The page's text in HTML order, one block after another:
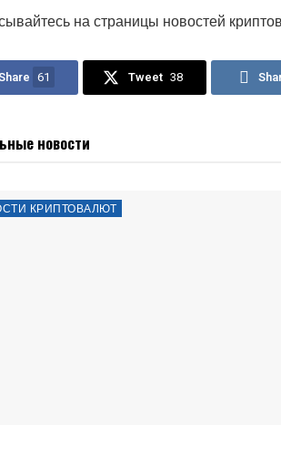
на страницы новостей
61 Tweet 38
новости
КРИПТОВАЛЮТ